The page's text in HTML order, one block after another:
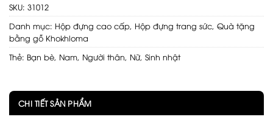
SKU: 31012
Danh mục: Hộp đựng cao cấp Hộp đựng trang sức Quà tặng
bằng gỗ Khokhloma
Thẻ: Bạn bè Nam Người thân Nữ Sinh nhật
CHI TIẾT SẢN PHẨM